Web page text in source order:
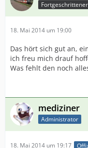
Fortgeschrittener
18. Mai 2014 um 19:00
Das hört sich gut an,
ich freu mich drauf
Was fehlt den noch
mediziner
Administrator
18. Mai 2014 um 19:17